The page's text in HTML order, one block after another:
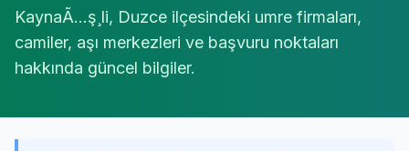
KaynaÃ…ş¸li, Duzce ilçesindeki umre firmaları,
camiler, aşı merkezleri ve başvuru noktaları
hakkında güncel bilgiler.